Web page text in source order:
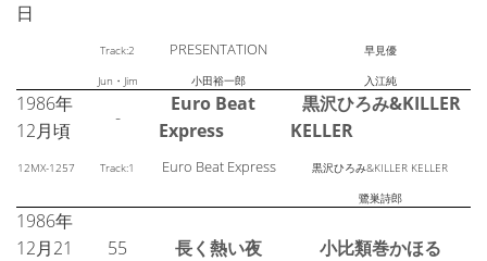
日
Track:2 PRESENTATION 早見優
Jun・Jim 小田裕一郎 入江純
1986年
12月頃
-
Euro Beat
Express
黒沢ひろみ&KILLER
KELLER
12MX-1257 Track:1 Euro Beat Express 黒沢ひろみ&KILLER KELLER
鷺巣詩郎
1986年
12月21
55 長く熱い夜 小比類巻かほる